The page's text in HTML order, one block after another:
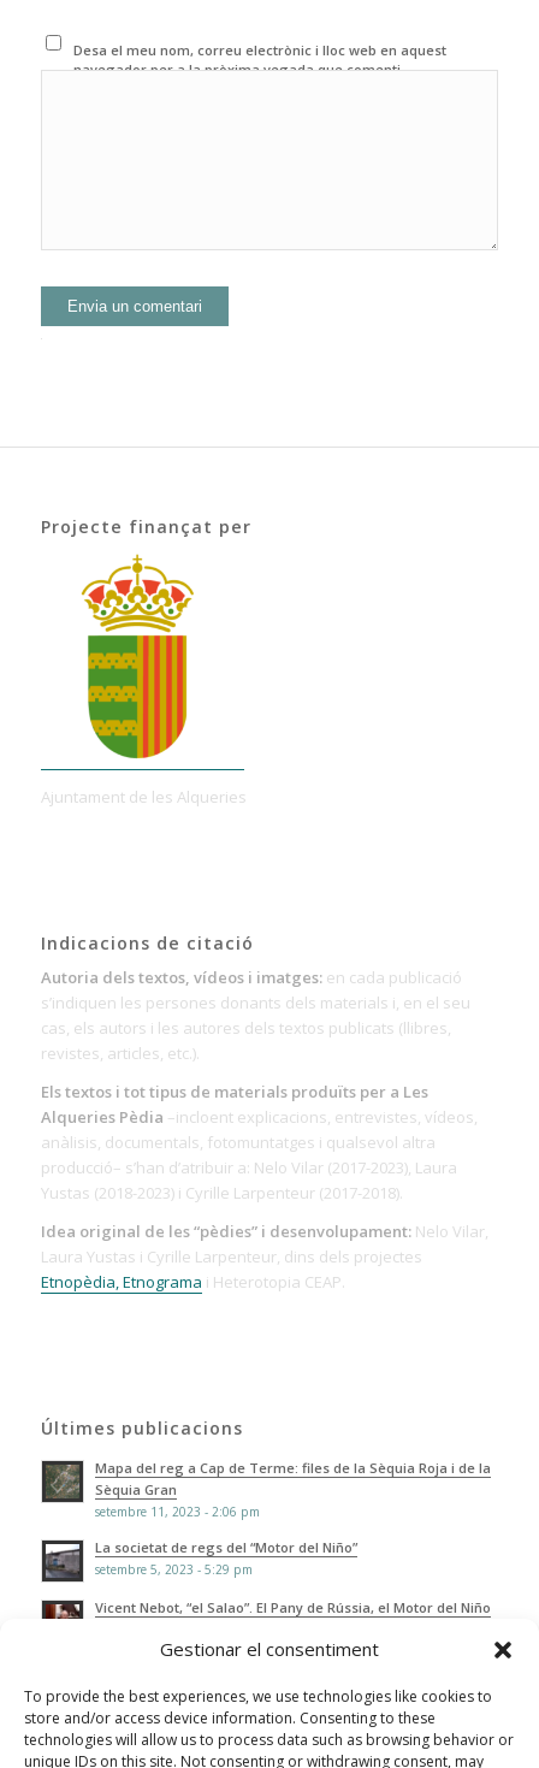
Gestionar el consentiment
To provide the best experiences, we use technologies like cookies to
store and/or access device information. Consenting to these
technologies will allow us to process data such as browsing behavior or
unique IDs on this site. Not consenting or withdrawing consent, may
Desa el meu nom, correu electrònic i lloc web en aquest
navegador per a la pròxima vegada que comenti.
Projecte finançat per
Ajuntament de les Alqueries
Indicacions de citació
Autoria dels textos, vídeos i imatges:en cada publicació
s’indiquen les persones donants dels materials i, en el seu
cas, els autors i les autores dels textos publicats (llibres,
revistes, articles, etc.).
Els textos i tot tipus de materials produïts per a Les
Alqueries Pèdia –incloent explicacions, entrevistes, vídeos,
anàlisis, documentals, fotomuntatges i qualsevol altra
producció– s’han d’atribuir a: Nelo Vilar (2017-2023), Laura
Yustas (2018-2023) i Cyrille Larpenteur (2017-2018).
Idea original de les “pèdies” i desenvolupament:Nelo Vilar,
Laura Yustas i Cyrille Larpenteur, dins dels projectes
Etnopèdia, Etnograma i Heterotopia CEAP.
Últimes publicacions
Mapa del reg a Cap de Terme: files de la Sèquia Roja i de la
Sèquia Gran
setembre 11, 2023 - 2:06 pm
La societat de regs del “Motor del Niño”
setembre 5, 2023 - 5:29 pm
Vicent Nebot, “el Salao”. El Pany de Rússia, el Motor del Niño
Alqueries”
juliol 5, 2023 - 5:37 pm
Pepe Ribes, la Cooperativa d’Aigües i el Cicliste